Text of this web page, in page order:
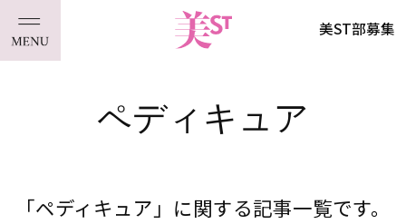
美ST部募集
ペディキュア
「ペディキュア」に関する記事一覧です。